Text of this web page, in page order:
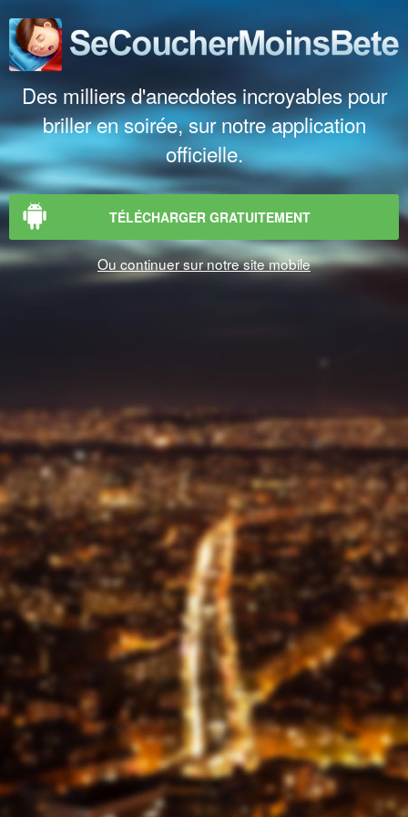
Des milliers d'anecdotes incroyables pour
briller en soirée, sur notre application
officielle.
TÉLÉCHARGER GRATUITEMENT
Ou continuer sur notre site mobile